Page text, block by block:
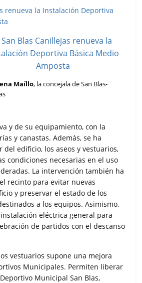
Maíllo, la concejala de San Blas-
y de su equipamiento, con la
y canastas. Además, se ha
edificio, los aseos y vestuarios,
condiciones necesarias en el uso
La intervención también ha
recinto para evitar nuevas
y preservar el estado de los
a los equipos. Asimismo,
eléctrica general para
de partidos con el descanso
vestuarios supone una mejora
Municipales. Permiten liberar
Municipal San Blas,